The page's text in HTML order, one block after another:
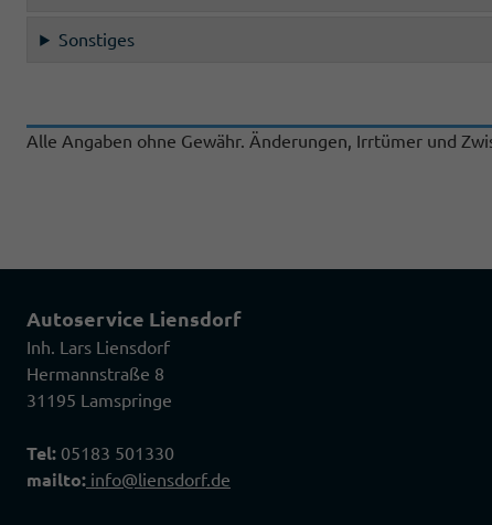
Sonstiges
Alle Angaben ohne Gewähr. Änderungen, Irrtümer und
Autoservice Liensdorf
Inh. Lars Liensdorf
Hermannstraße 8
31195 Lamspringe
Tel: 05183 501330
mailto: info@liensdorf.de